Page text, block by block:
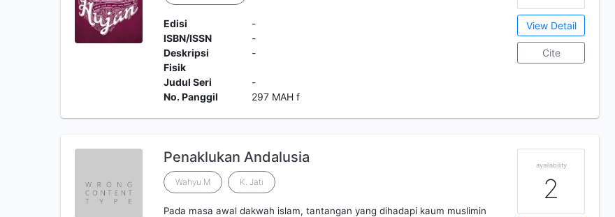
Edisi
-
ISBN/ISSN
-
Deskripsi
Fisik
-
Judul Seri
-
No. Panggil
297 MAH f
View Detail
Cite
Penaklukan Andalusia
Wahyu M K. Jati
Pada masa awal dakwah islam, tantangan yang dihadapi kaum muslimin
availability
2